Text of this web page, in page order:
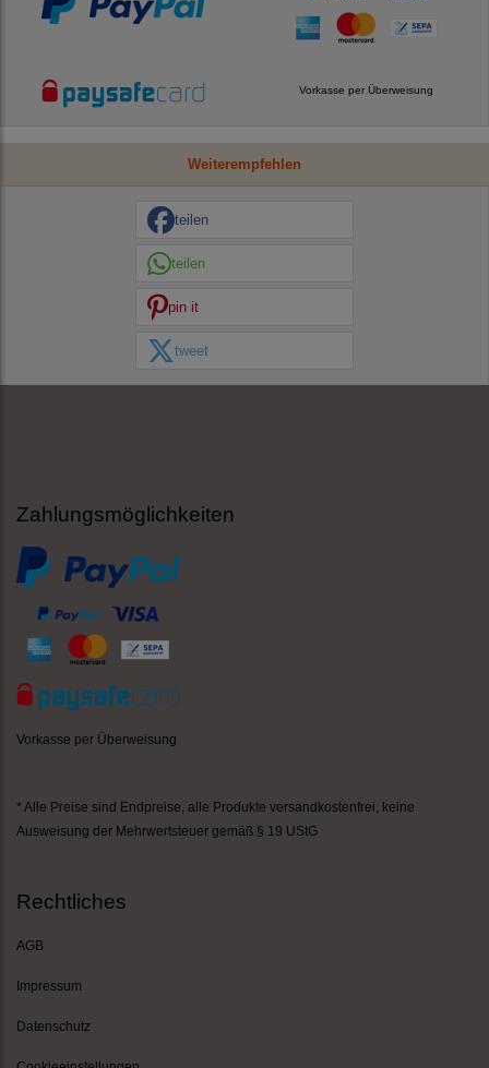
Vorkasse per Überweisung
Weiterempfehlen
teilen
teilen
pin it
tweet
Zahlungsmöglichkeiten
Vorkasse per Überweisung
* Alle Preise sind Endpreise, alle Produkte versandkostenfrei , keine
Ausweisung der Mehrwertsteuer gemäß § 19 UStG
Rechtliches
AGB
Impressum
Datenschutz